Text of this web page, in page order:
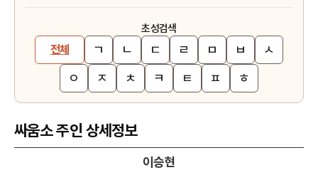
초성검색
전체 ㄱ ㄴ ㄷ ㄹ ㅁ ㅂ
ㅅ
ㅇ
ㅈ ㅊ ㅋ ㅌ ㅍ ㅎ
싸움소 주인 상세정보
이승현